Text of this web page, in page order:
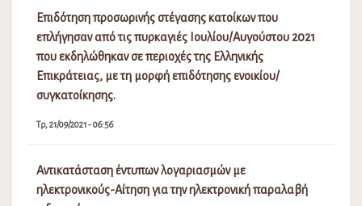
ειδοποιήσεων
Τρ, 06/07/2021 - 03:10
Πίνακας Αποφάσεων Δημοτικού Συμβουλίου Λοκρών
Πίνακας Αποφάσεων Δημοτικής Επιτροπής Λοκρών 18ης
(Τακτικής) Συνεδρίασης 22627/24-7-2026